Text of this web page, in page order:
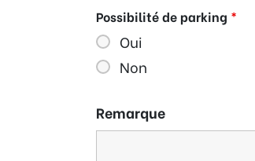
Possibilité de parking *
Oui
Non
Remarque